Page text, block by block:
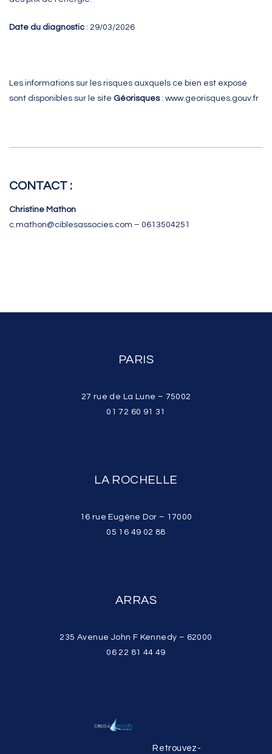
Date du diagnostic : 29/03/2026
Les informations sur les risques auxquels ce bien est exposé
sont disponibles sur le site Géorisques: www.georisques.gouv.fr
CONTACT :
Christine Mathon
c.mathon@ciblesassocies.com – 0613504251
PARIS
27 rue de La Lune – 75002
01 72 60 91 31
LA ROCHELLE
16 rue Eugène Dor – 17000
05 16 49 02 88
ARRAS
235 Avenue John F Kennedy – 62000
06 22 81 44 49
Retrouvez-